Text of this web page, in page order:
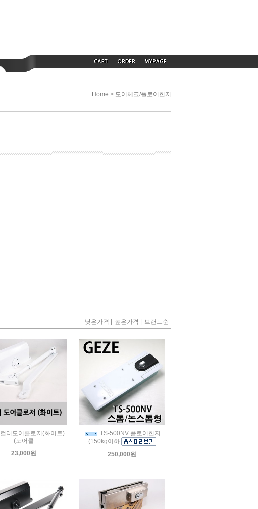
Home > 도어체크/플로어힌지
낮은가격 | 높은가격 | 브랜드순
컬러도어클로저(화이트)
(도어클
23,000원
TS-500NV 플로어힌지
(150kg이하
250,000원